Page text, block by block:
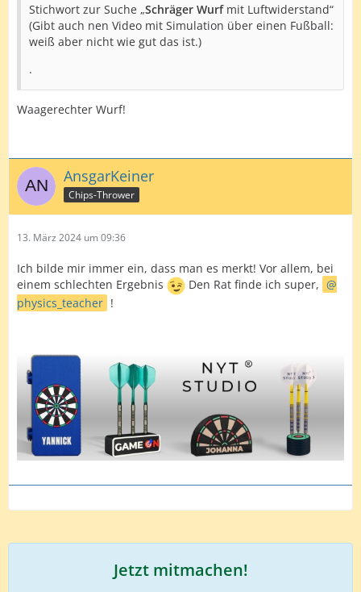
Stichwort zur Suche „Schräger Wurfmit Luftwiderstand“
(Gibt auch nen Video mit Simulation über einen Fußball:
weiß aber nicht wie gut das ist.)
.
Waagerechter Wurf!
AnsgarKeiner
Chips-Thrower
13. März 2024 um 09:36
Ich bilde mir immer ein, dass man es merkt! Vor allem, bei
einem schlechten Ergebnis
Den Rat finde ich super,
physics_teacher !
Jetzt mitmachen!